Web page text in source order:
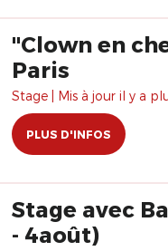
"Clown en
Paris
Stage | Mis à jour il y a
PLUS D'INFOS
Stage avec
- 4août)